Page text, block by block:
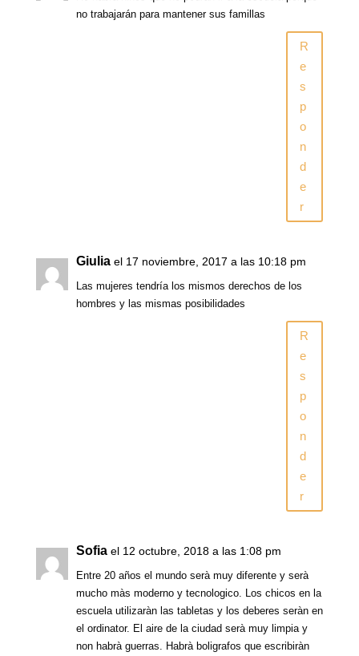
no trabajarán para mantener sus famillas
R
e
s
p
o
n
d
e
r
Giulia el 17 noviembre, 2017 a las 10:18 pm
Las mujeres tendría los mismos derechos de los
hombres y las mismas posibilidades
R
e
s
p
o
n
d
e
r
Sofia el 12 octubre, 2018 a las 1:08 pm
Entre 20 años el mundo serà muy diferente y serà
mucho màs moderno y tecnologico. Los chicos en la
escuela utilizaràn las tabletas y los deberes seràn en
el ordinator. El aire de la ciudad serà muy limpia y
non habrà guerras. Habrà boligrafos que escribiràn